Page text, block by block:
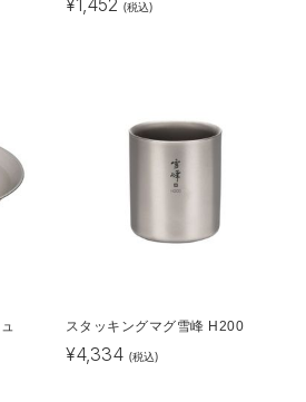
¥1,452 (税込)
スタッキングマグ雪峰 H200
¥4,334 (税込)